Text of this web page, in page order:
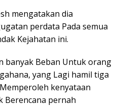
mengatakan dia
perdata Pada semua
Kejahatan ini.
banyak Beban Untuk orang
yang Lagi hamil tiga
kenyataan
Berencana pernah